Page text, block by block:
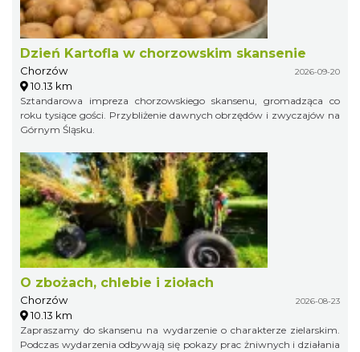
Dzień Kartofla w chorzowskim skansenie
Chorzów 2026-09-20
10.13 km
Sztandarowa impreza chorzowskiego skansenu, gromadząca co
roku tysiące gości. Przybliżenie dawnych obrzędów i zwyczajów na
Górnym Śląsku.
O zbożach, chlebie i ziołach
Chorzów 2026-08-23
10.13 km
Zapraszamy do skansenu na wydarzenie o charakterze zielarskim.
Podczas wydarzenia odbywają się pokazy prac żniwnych i działania